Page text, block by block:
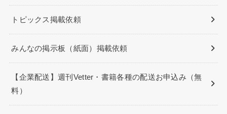
トピックス掲載依頼
みんなの掲示板（紙面）掲載依頼
【企業配送】週刊Vetter・書籍各種の配送お申込み（無
料）